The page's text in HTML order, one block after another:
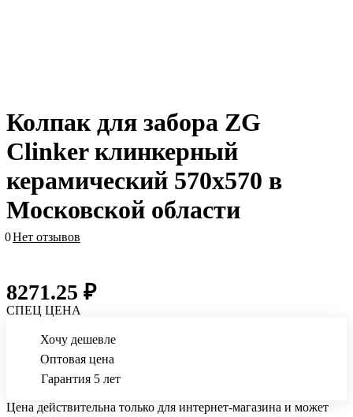
Колпак для забора ZG
Clinker клинкерный
керамический 570х570 в
Московской области
0Нет отзывов
8271.25 ₽
СПЕЦ ЦЕНА
Хочу дешевле
Оптовая цена
Гарантия 5 лет
Цена действительна только для интернет-магазина и может